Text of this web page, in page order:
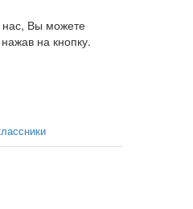
нас, Вы можете
на кнопку.